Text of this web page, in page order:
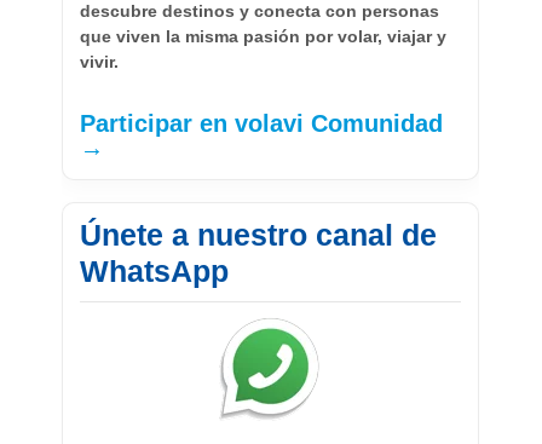
descubre destinos y conecta con personas
que viven la misma pasión por volar, viajar y
vivir.
Participar en volavi Comunidad
→
Únete a nuestro canal de
WhatsApp